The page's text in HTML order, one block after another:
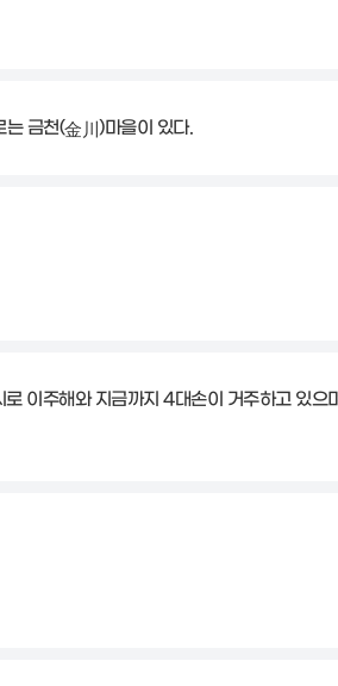
는 금천(金川 )마을이 있다.
이주해와 지금까지 4대손이 거주하고 있으